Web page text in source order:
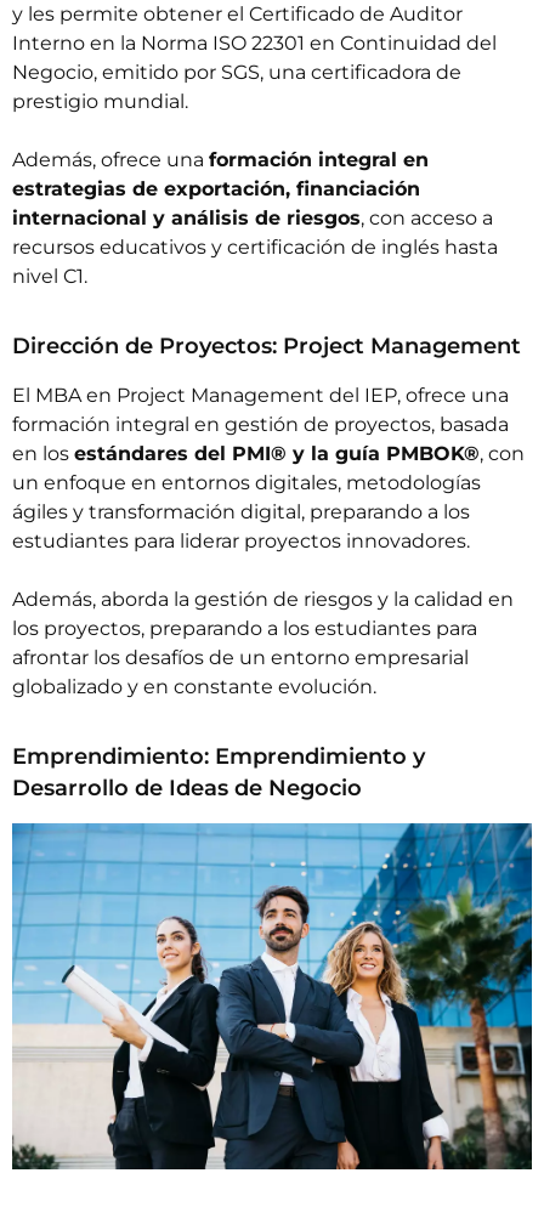
y les permite obtener el Certificado de Auditor
Interno en la Norma ISO 22301 en Continuidad del
Negocio, emitido por SGS, una certificadora de
prestigio mundial.
Además, ofrece una formación integral en
estrategias de exportación, financiación
internacional y análisis de riesgos, con acceso a
recursos educativos y certificación de inglés hasta
nivel C1.
Dirección de Proyectos: Project Management
El MBA en Project Management del IEP, ofrece una
formación integral en gestión de proyectos, basada
en los estándares del PMI® y la guía PMBOK®, con
un enfoque en entornos digitales, metodologías
ágiles y transformación digital, preparando a los
estudiantes para liderar proyectos innovadores.
Además, aborda la gestión de riesgos y la calidad en
los proyectos, preparando a los estudiantes para
afrontar los desafíos de un entorno empresarial
globalizado y en constante evolución.
Emprendimiento: Emprendimiento y
Desarrollo de Ideas de Negocio